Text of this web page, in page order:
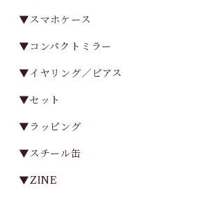
▼スマホケース
▼コンパクトミラー
▼イヤリング／ピアス
▼セット
▼ラッピング
▼スチール缶
▼ZINE